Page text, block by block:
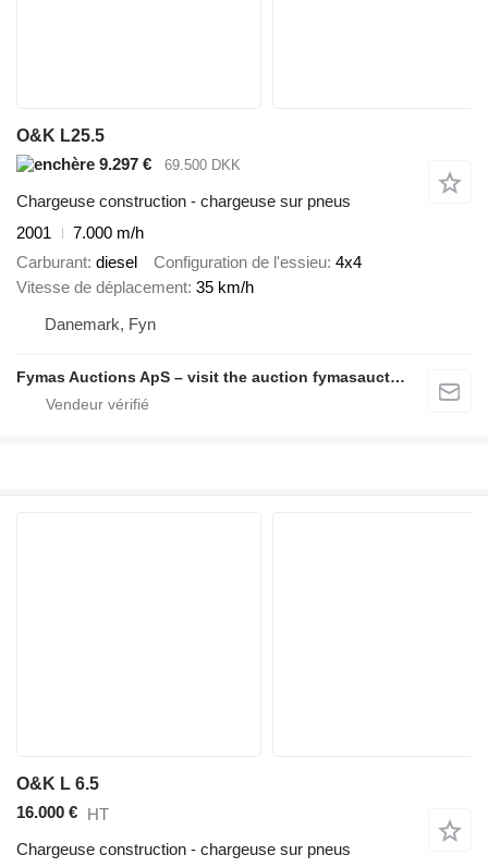
O&K L25.5
9.297 €
69.500 DKK
Chargeuse construction - chargeuse sur pneus
2001
7.000 m/h
Carburant diesel Configuration de l'essieu 4x4
Vitesse de déplacement 35 km/h
Danemark, Fyn
Fymas Auctions ApS – visit the auction fymasauctions.dk
O&K L 6.5
16.000 € HT
Chargeuse construction - chargeuse sur pneus